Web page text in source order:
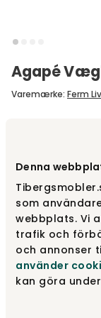
Denna
som
webbplats. Vi
trafik och
och annonser
använder
kan göra
Agapé
Varemærke: Ferm